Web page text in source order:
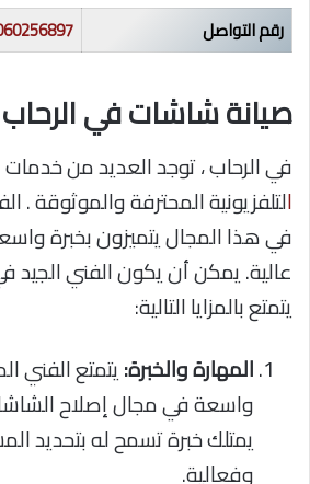
رقم التواصل
صيانة شاشات في الرحاب
في الرحاب ، توجد العديد من خدمات
التلفزيونية المحترفة والموثوقة .
في هذا المجال يتميزون بخبرة
عالية. يمكن أن يكون الفني الجيد
يتمتع بالمزايا التالية:
المهارة والخبرة:يتمتع الفني
واسعة في مجال إصلاح
يمتلك خبرة تسمح له بتحديد
وفعالية.